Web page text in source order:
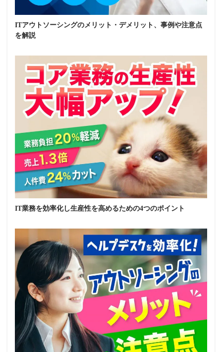
ITアウトソーシングのメリット・デメリット、事例や注意点
を解説
IT業務を効率化し生産性を高めるための4つのポイント